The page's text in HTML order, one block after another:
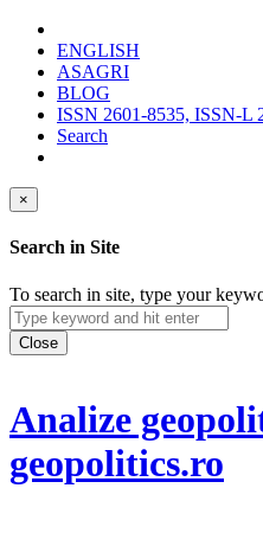
ENGLISH
ASAGRI
BLOG
ISSN 2601-8535, ISSN-L
Search
×
Search in Site
To search in site, type your
Close
Analize
geopolitics.ro